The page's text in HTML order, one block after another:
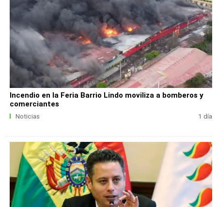
Incendio en la Feria Barrio Lindo moviliza a bomberos y
comerciantes
Noticias 1 día